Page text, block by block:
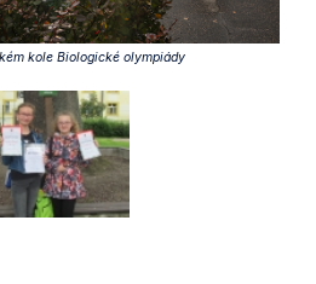
kole Biologické olympiády